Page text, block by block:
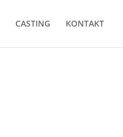
CASTING KONTAKT